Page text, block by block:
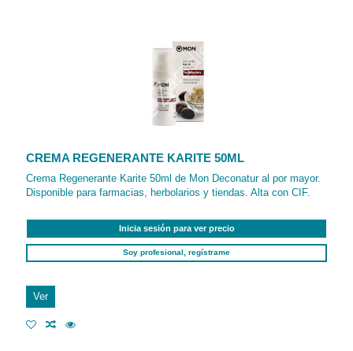
CREMA REGENERANTE KARITE 50ML
Crema Regenerante Karite 50ml de Mon Deconatur al por mayor.
Disponible para farmacias, herbolarios y tiendas. Alta con CIF.
Inicia sesión para ver precio
Soy profesional, regístrame
Ver